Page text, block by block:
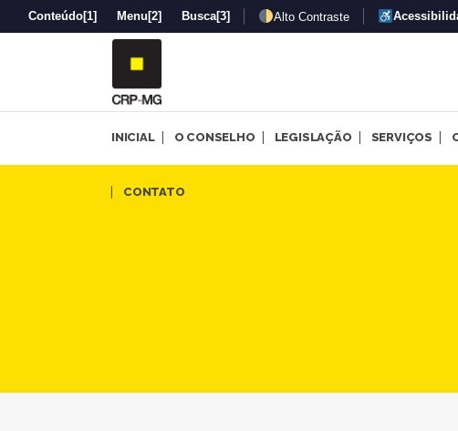
Conteúdo[1] Menu [2] Busca[3] Alto Contraste
INICIAL O CONSELHO LEGISLAÇÃO SERVIÇOS
CONTATO
Novembro Negro: Conselho